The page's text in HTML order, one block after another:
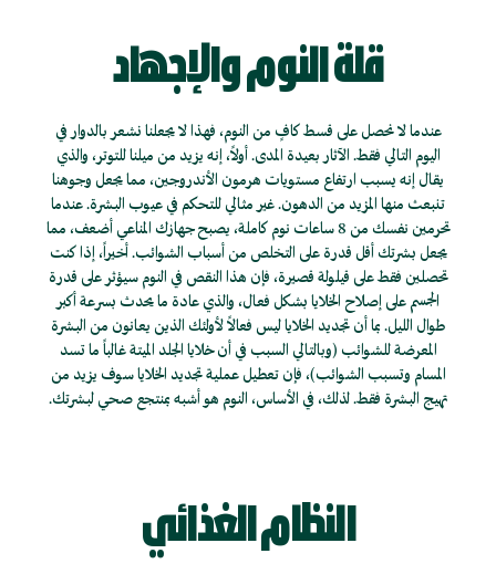
قلة النوم والإجهاد
عندما لا نحصل على قسط كافٍ من النوم، فهذا لا يجعلنا نشعر بالدوار في
اليوم التالي فقط. الآثار بعيدة المدى. أولاً، إنه يزيد من ميلنا للتوتر، والذي
يقال إنه يسبب ارتفاع مستويات هرمون الأندروجين، مما يجعل وجوهنا
تنبعث منها المزيد من الدهون. غير مثالي للتحكم في عيوب البشرة. عندما
تحرمين نفسك من 8 ساعات نوم كاملة، يصبح جهازك المناعي أضعف، مما
يجعل بشرتك أقل قدرة على التخلص من أسباب الشوائب. أخيراً، إذا كنت
تحصلين فقط على قيلولة قصيرة، فإن هذا النقص في النوم سيؤثر على قدرة
الجسم على إصلاح الخلايا بشكل فعال، والذي عادة ما يحدث بسرعة أكبر
طوال الليل. بما أن تجديد الخلايا ليس فعالاً لأولئك الذين يعانون من البشرة
المعرضة للشوائب (وبالتالي السبب في أن خلايا الجلد الميتة غالباً ما تسد
المسام وتسبب الشوائب)، فإن تعطيل عملية تجديد الخلايا سوف يزيد من
تهيج البشرة فقط. لذلك، في الأساس، النوم هو أشبه بمنتجع صحي لبشرتك.
النظام الغذائي